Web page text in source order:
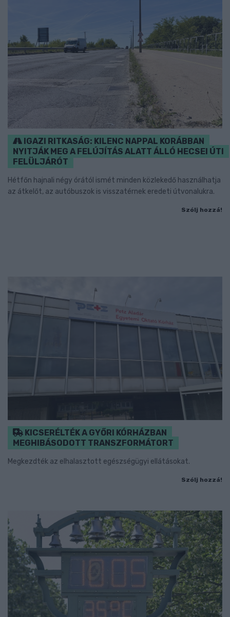
IGAZI RITKASÁG: KILENC NAPPAL KORÁBBAN
NYITJÁK MEG A FELÚJÍTÁS ALATT ÁLLÓ HECSEI ÚTI
FELÜLJÁRÓT
Hétfőn hajnali négy órától ismét minden közlekedő használhatja
az átkelőt, az autóbuszok is visszatérnek eredeti útvonalukra.
Szólj hozzá!
KICSERÉLTÉK A GYŐRI KÓRHÁZBAN
MEGHIBÁSODOTT TRANSZFORMÁTORT
Megkezdték az elhalasztott egészségügyi ellátásokat.
Szólj hozzá!